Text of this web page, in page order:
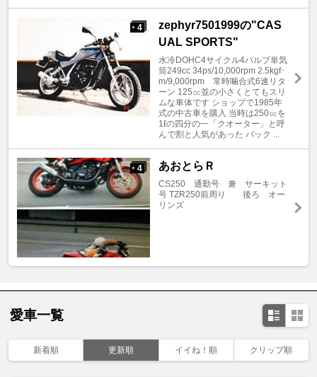
+ 4
zephyr7501999の"CAS
UAL SPORTS"
水冷DOHC4サイクル4バルブ単気
筒249cc 34ps/10,000rpm 2.5kgf･
m/9,000rpm 常時噛合式6速リタ
ーン 125㏄並の小さくとてもスリ
ムな車体です ショップで1985年
式の中古車を購入 当時は250㏄を
1ℓの四分の一「クオーター」と呼
んで割と人気があった バック ...
+ 4 あおとらＲ
CS250 通勤号 兼 サーキット
号 TZR250前周り 後ろ オー
リンズ
愛車一覧
新着順 更新順 イイね！順 クリップ順